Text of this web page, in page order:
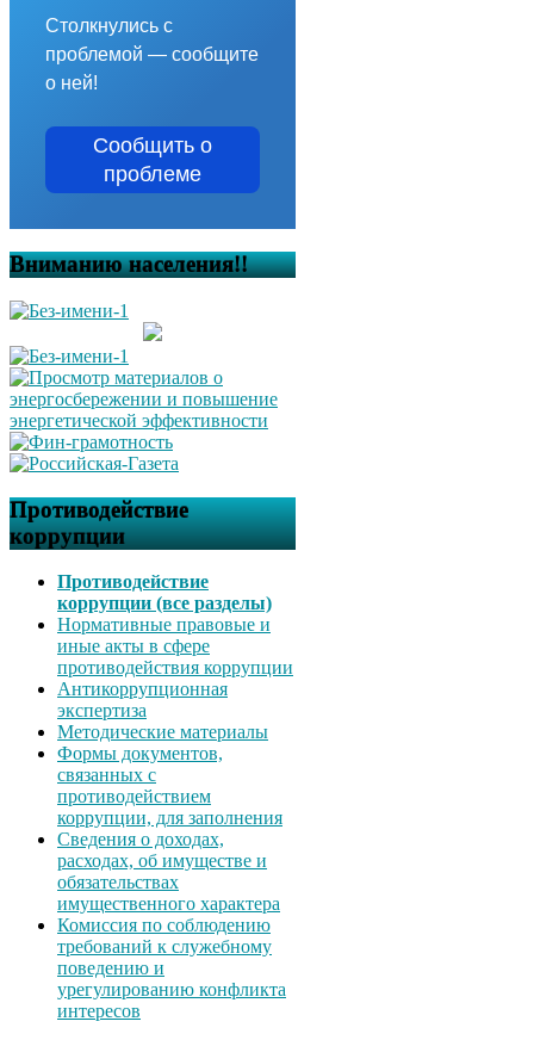
Столкнулись с
проблемой — сообщите
о ней!
Сообщить о
проблеме
Вниманию населения!!
Противодействие
коррупции
Противодействие
коррупции (все разделы)
Нормативные правовые и
иные акты в сфере
противодействия коррупции
Антикоррупционная
экспертиза
Методические материалы
Формы документов,
связанных с
противодействием
коррупции, для заполнения
Сведения о доходах,
расходах, об имуществе и
обязательствах
имущественного характера
Комиссия по соблюдению
требований к служебному
поведению и
урегулированию конфликта
интересов